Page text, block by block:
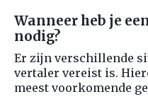
Wanneer heb je
nodig?
Er zijn verschillende
vertaler vereist is.
meest voorkomende